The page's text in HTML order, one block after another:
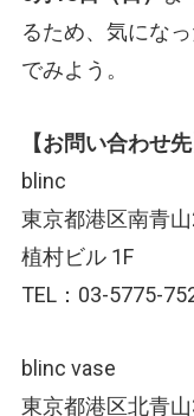
るため、気にな
でみよう。
【お問い合わせ先
blinc
東京都港区南青
植村ビル 1F
TEL：03-5775-
blinc vase
東京都港区北青